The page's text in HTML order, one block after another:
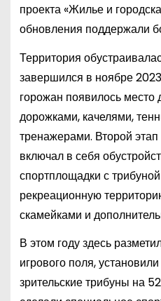
проекта «Жилье и
обновления поддержали
Территория
завершился в ноябре
горожан появилось место
дорожками, качелями,
тренажерами. Второй
включал в себя
спортплощадки с
рекреационную
скамейками и
В этом году здесь
игрового поля,
зрительские трибуны на